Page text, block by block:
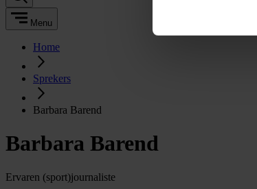
Menu
Home
Sprekers
Barbara Barend
Barbara Barend
Ervaren (sport)journaliste